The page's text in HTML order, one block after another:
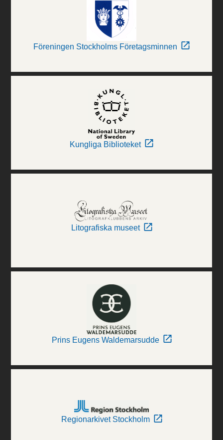
Föreningen Stockholms Företagsminnen
Kungliga Biblioteket
Litografiska museet
Prins Eugens Waldemarsudde
Regionarkivet Stockholm